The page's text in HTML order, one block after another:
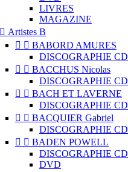
LIVRES
MAGAZINE
 Artistes B
  BABORD AMURES
DISCOGRAPHIE CD
  BACCHUS Nicolas
DISCOGRAPHIE CD
  BACH ET LAVERNE
DISCOGRAPHIE CD
  BACQUIER Gabriel
DISCOGRAPHIE CD
  BADEN POWELL
DISCOGRAPHIE CD
DVD